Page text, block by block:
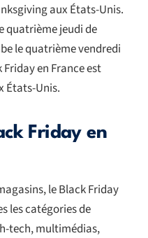
aux États-Unis.
quatrième jeudi de
le quatrième vendredi
en France est
États-Unis.
Friday en
le Black Friday
les catégories de
tech, multimédias,